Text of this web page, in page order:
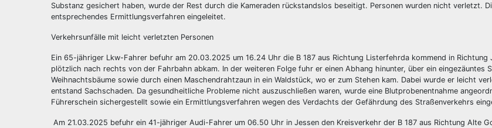
Substanz gesichert haben, wurde der Rest durch die Kameraden rückstandslos beseitigt. Personen wurden nicht verletzt.
entsprechendes Ermittlungsverfahren eingeleitet.
Verkehrsunfälle mit leicht verletzten Personen
Ein 65-jähriger Lkw-Fahrer befuhr am 20.03.2025 um 16.24 Uhr die B 187 aus Richtung Listerfehrda kommend in Richtung
plötzlich nach rechts von der Fahrbahn abkam. In der weiteren Folge fuhr er einen Abhang hinunter, über ein eingezäuntes
Weihnachtsbäume sowie durch einen Maschendrahtzaun in ein Waldstück, wo er zum Stehen kam. Dabei wurde er leicht
entstand Sachschaden. Da gesundheitliche Probleme nicht auszuschließen waren, wurde eine Blutprobenentnahme
Führerschein sichergestellt sowie ein Ermittlungsverfahren wegen des Verdachts der Gefährdung des Straßenverkehrs
Am 21.03.2025 befuhr ein 41-jähriger Audi-Fahrer um 06.50 Uhr in Jessen den Kreisverkehr der B 187 aus Richtung Alte